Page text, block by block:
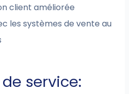
client améliorée
les systèmes de vente au
service: